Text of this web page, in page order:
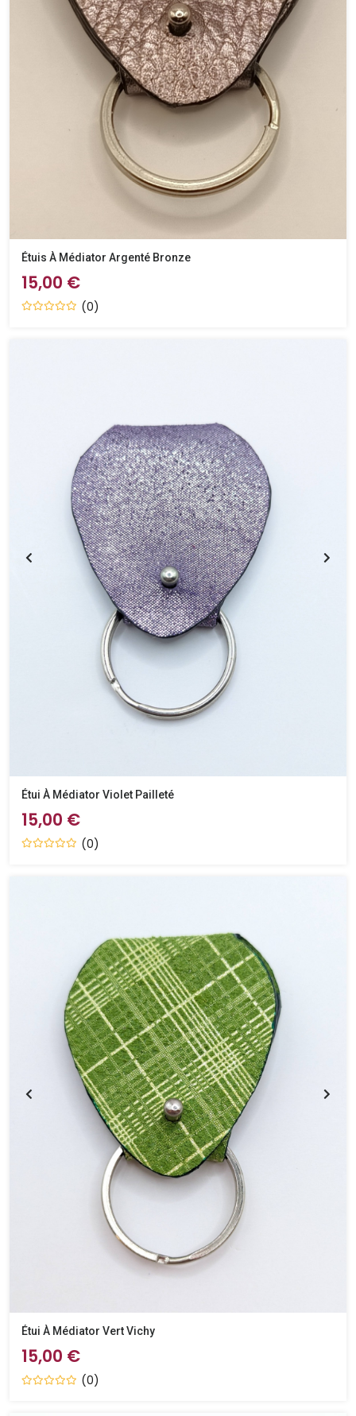
Étuis À Médiator Argenté Bronze
15,00 €
(0)
Étui À Médiator Violet Pailleté
15,00 €
(0)
Étui À Médiator Vert Vichy
15,00 €
(0)